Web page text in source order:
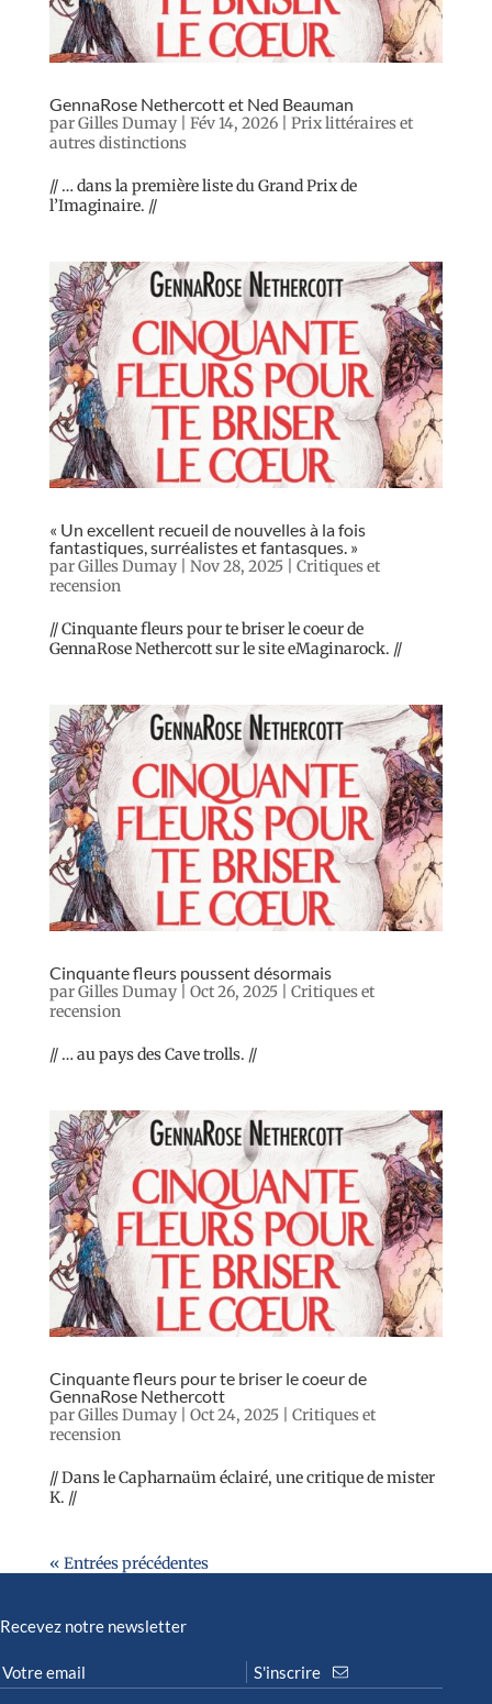
GennaRose Nethercott et Ned Beauman
parGilles Dumay| Fév 14, 2026| Prix littéraires et
autres distinctions
// … dans la première liste du Grand Prix de
l’Imaginaire. //
« Un excellent recueil de nouvelles à la fois
fantastiques, surréalistes et fantasques. »
parGilles Dumay| Nov 28, 2025| Critiques et
recension
// Cinquante fleurs pour te briser le coeur de
GennaRose Nethercott sur le site eMaginarock. //
Cinquante fleurs poussent désormais
parGilles Dumay| Oct 26, 2025| Critiques et
recension
// … au pays des Cave trolls. //
Cinquante fleurs pour te briser le coeur de
GennaRose Nethercott
parGilles Dumay| Oct 24, 2025| Critiques et
recension
// Dans le Capharnaüm éclairé, une critique de mister
K. //
« Entrées précédentes
Recevez notre newsletter